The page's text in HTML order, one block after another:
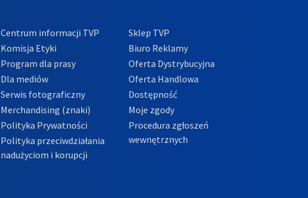
Centrum informacji TVP
Komisja Etyki
Program dla prasy
Dla mediów
Serwis fotograficzny
Merchandising (znaki)
Polityka Prywatności
Polityka przeciwdziałania
nadużyciom i korupcji
Sklep TVP
Biuro Reklamy
Oferta Dystrybucyjna
Oferta Handlowa
Dostępność
Moje zgody
Procedura zgłoszeń
wewnętrznych